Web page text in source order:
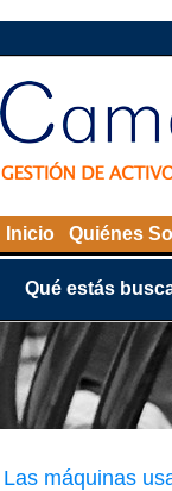
Inicio Quiénes
Qué estás
Las máquinas